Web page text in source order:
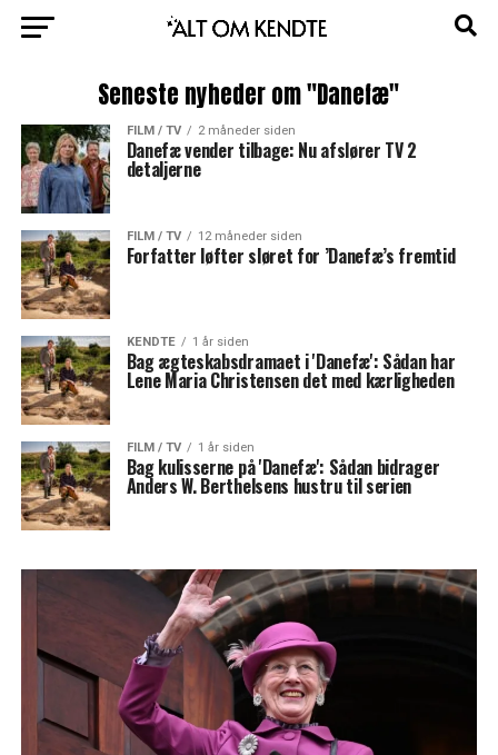
Seneste nyheder om "Danefæ"
FILM / TV 2 måneder siden
Danefæ vender tilbage: Nu afslører TV 2
detaljerne
FILM / TV 12 måneder siden
Forfatter løfter sløret for ’Danefæ’s fremtid
KENDTE 1 år siden
Bag ægteskabsdramaet i 'Danefæ': Sådan har
Lene Maria Christensen det med kærligheden
FILM / TV 1 år siden
Bag kulisserne på 'Danefæ': Sådan bidrager
Anders W. Berthelsens hustru til serien